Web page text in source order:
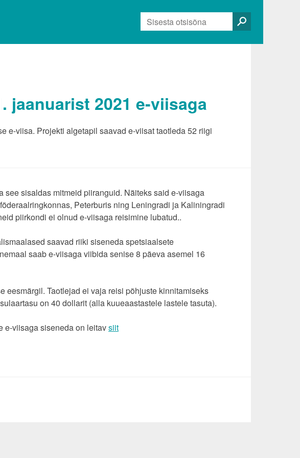
Otsi:
jaanuarist 2021 e-viisaga
e-viisa. Projekti algetapil saavad e-viisat taotleda 52 riigi
sisaldas mitmeid piiranguid. Näiteks said e-viisaga
Peterburis ning Leningradi ja Kaliningradi
piirkondi ei olnud e-viisaga reisimine lubatud..
saavad riiki siseneda spetsiaalsete
saab e-viisaga viibida senise 8 päeva asemel 16
eesmärgil. Taotlejad ei vaja reisi põhjuste kinnitamiseks
on 40 dollarit (alla kuueaastastele lastele tasuta).
e-viisaga siseneda on leitavsiit